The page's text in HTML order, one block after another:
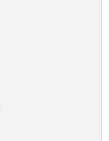
Bio Hundefutter